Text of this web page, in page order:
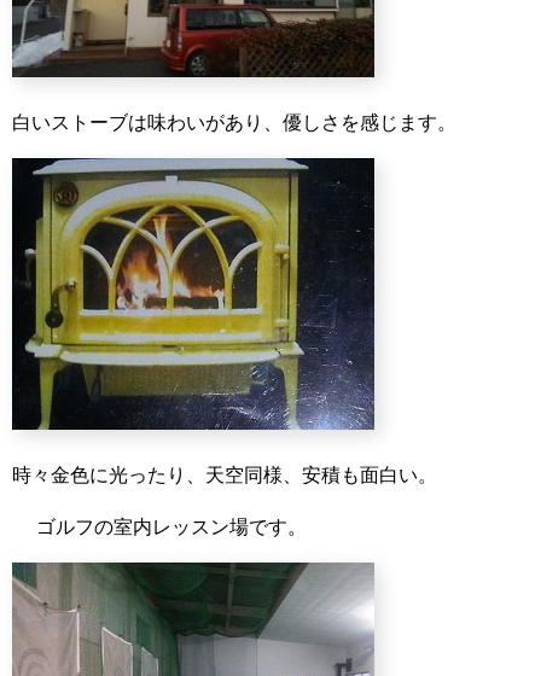
白いストーブは味わいがあり、優しさを感じます。
時々金色に光ったり、天空同様、安積も面白い。
ゴルフの室内レッスン場です。